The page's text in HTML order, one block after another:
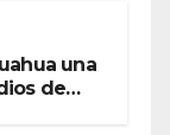
una
de